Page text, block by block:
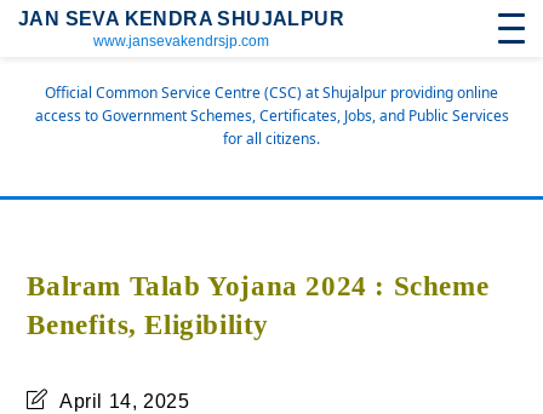
JAN SEVA KENDRA SHUJALPUR
www.jansevakendrsjp.com
Official Common Service Centre (CSC) at Shujalpur providing online
access to Government Schemes, Certificates, Jobs, and Public Services
for all citizens.
Balram Talab Yojana 2024 : Scheme
Benefits, Eligibility
April 14, 2025